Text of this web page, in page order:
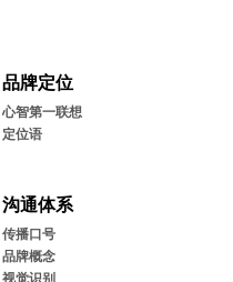
品牌定位
⼼智第⼀联想
定位语
沟通体系
传播⼝号
品牌概念